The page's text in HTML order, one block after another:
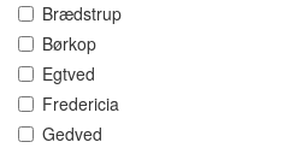
Brædstrup
Børkop
Egtved
Fredericia
Gedved